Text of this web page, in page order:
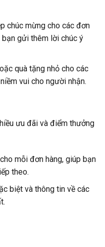
chúc mừng cho các đơn
gửi thêm lời chúc ý
quà tặng nhỏ cho các
vui cho người nhận.
ưu đãi và điểm thưởng
mỗi đơn hàng, giúp bạn
theo.
biệt và thông tin về các